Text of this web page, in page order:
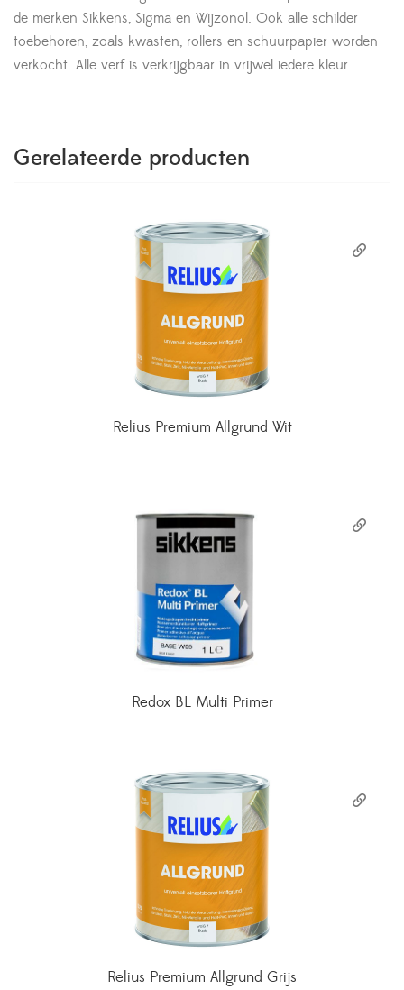
de merken Sikkens, Sigma en Wijzonol. Ook alle schilder
toebehoren, zoals kwasten, rollers en schuurpapier worden
verkocht. Alle verf is verkrijgbaar in vrijwel iedere kleur.
Gerelateerde producten
Relius Premium Allgrund Wit
Redox BL Multi Primer
Relius Premium Allgrund Grijs